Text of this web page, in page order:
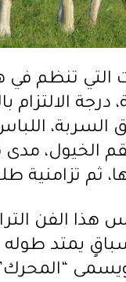
التي تنظم في
درجة الالتزام
السربة،
الخيول، مدى
ثم تزامنية
الفن
ويسمى